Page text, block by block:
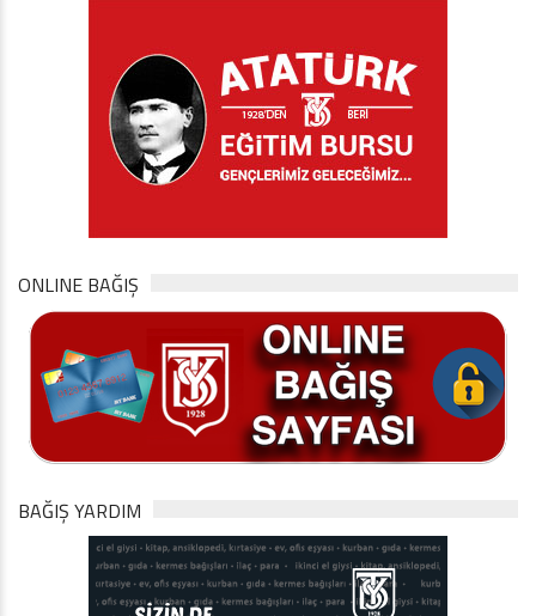
ONLINE BAĞIŞ
BAĞIŞ YARDIM